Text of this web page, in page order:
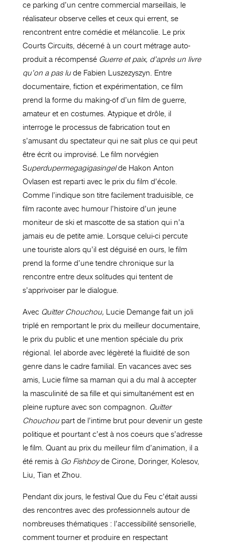
ce parking d’un centre commercial marseillais, le
réalisateur observe celles et ceux qui errent, se
rencontrent entre comédie et mélancolie. Le prix
Courts Circuits, décerné à un court métrage auto-
produit a récompensé Guerre et paix, d’après un livre
qu’on a pas lude Fabien Luszezyszyn. Entre
documentaire, fiction et expérimentation, ce film
prend la forme du making-of d’un film de guerre,
amateur et en costumes. Atypique et drôle, il
interroge le processus de fabrication tout en
s’amusant du spectateur qui ne sait plus ce qui peut
être écrit ou improvisé. Le film norvégien
Superdupermegagigasingelde Hakon Anton
Ovlasen est reparti avec le prix du film d’école.
Comme l’indique son titre facilement traduisible, ce
film raconte avec humour l’histoire d’un jeune
moniteur de ski et mascotte de sa station qui n’a
jamais eu de petite amie. Lorsque celui-ci percute
une touriste alors qu’il est déguisé en ours, le film
prend la forme d’une tendre chronique sur la
rencontre entre deux solitudes qui tentent de
s’apprivoiser par le dialogue.
Avec Quitter Chouchou, Lucie Demange fait un joli
triplé en remportant le prix du meilleur documentaire,
le prix du public et une mention spéciale du prix
régional. Iel aborde avec légèreté la fluidité de son
genre dans le cadre familial. En vacances avec ses
amis, Lucie filme sa maman qui a du mal à accepter
la masculinité de sa fille et qui simultanément est en
pleine rupture avec son compagnon. Quitter
Chouchou part de l’intime brut pour devenir un geste
politique et pourtant c’est à nos coeurs que s’adresse
le film. Quant au prix du meilleur film d’animation, il a
été remis à Go Fishboyde Cirone, Doringer, Kolesov,
Liu, Tian et Zhou.
Pendant dix jours, le festival Que du Feu c’était aussi
des rencontres avec des professionnels autour de
nombreuses thématiques : l’accessibilité sensorielle,
comment tourner et produire en respectant